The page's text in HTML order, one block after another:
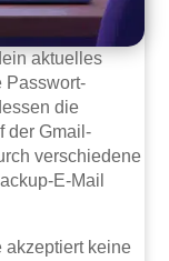
aktuelles
Passwort-
die
der Gmail-
verschiedene
E-Mail
akzeptiert keine